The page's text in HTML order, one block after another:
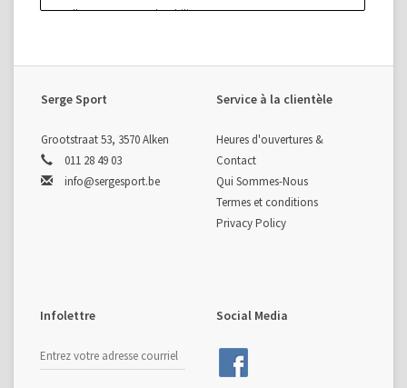
Excellent memory & durability
Ten Colors: Black, Blue, Bright Green, Fire Orange, Hot
Pink, Purple, Red, Sunset Gold, White, or Yellow
Serge Sport
Grootstraat 53, 3570 Alken
011 28 49 03
info@sergesport.be
Service à la clientèle
Heures d'ouvertures &
Contact
Qui Sommes-Nous
Termes et conditions
Privacy Policy
Infolettre Social Media